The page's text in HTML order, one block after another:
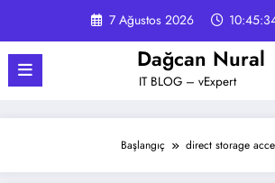
7 Ağustos 2026
Dağcan Nural
IT BLOG – vExpert
Başlangıç direct storage